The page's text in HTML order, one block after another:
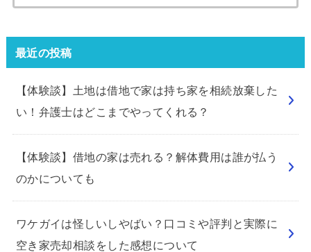
索:
最近の投稿
【体験談】土地は借地で家は持ち家を相続放棄した
い！弁護士はどこまでやってくれる？
【体験談】借地の家は売れる？解体費用は誰が払う
のかについても
ワケガイは怪しいしやばい？口コミや評判と実際に
空き家売却相談をした感想について